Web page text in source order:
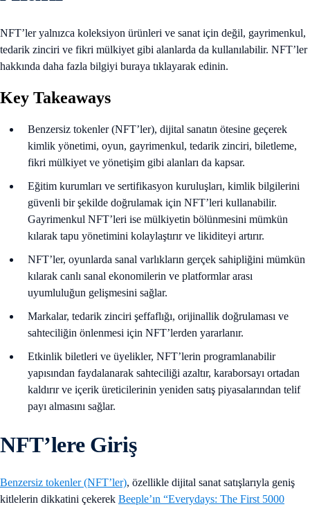
NFT’ler yalnızca koleksiyon ürünleri ve sanat için değil, gayrimenkul,
tedarik zinciri ve fikri mülkiyet gibi alanlarda da kullanılabilir. NFT’ler
hakkında daha fazla bilgiyi buraya tıklayarak edinin.
Key Takeaways
Benzersiz tokenler (NFT’ler), dijital sanatın ötesine geçerek
kimlik yönetimi, oyun, gayrimenkul, tedarik zinciri, biletleme,
fikri mülkiyet ve yönetişim gibi alanları da kapsar.
Eğitim kurumları ve sertifikasyon kuruluşları, kimlik bilgilerini
güvenli bir şekilde doğrulamak için NFT’leri kullanabilir.
Gayrimenkul NFT’leri ise mülkiyetin bölünmesini mümkün
kılarak tapu yönetimini kolaylaştırır ve likiditeyi artırır.
NFT’ler, oyunlarda sanal varlıkların gerçek sahipliğini mümkün
kılarak canlı sanal ekonomilerin ve platformlar arası
uyumluluğun gelişmesini sağlar.
Markalar, tedarik zinciri şeffaflığı, orijinallik doğrulaması ve
sahteciliğin önlenmesi için NFT’lerden yararlanır.
Etkinlik biletleri ve üyelikler, NFT’lerin programlanabilir
yapısından faydalanarak sahteciliği azaltır, karaborsayı ortadan
kaldırır ve içerik üreticilerinin yeniden satış piyasalarından telif
payı almasını sağlar.
NFT’lere Giriş
Benzersiz tokenler (NFT’ler), özellikle dijital sanat satışlarıyla geniş
kitlelerin dikkatini çekerek Beeple’ın “Everydays: The First 5000